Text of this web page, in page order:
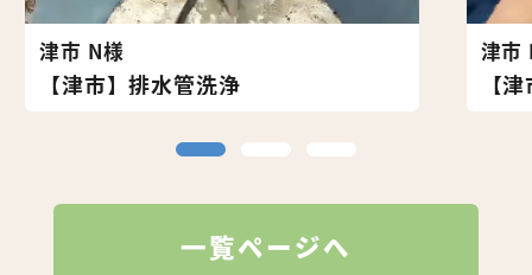
津市 N様
【津市】排水管洗浄
津市
【
一覧ページへ